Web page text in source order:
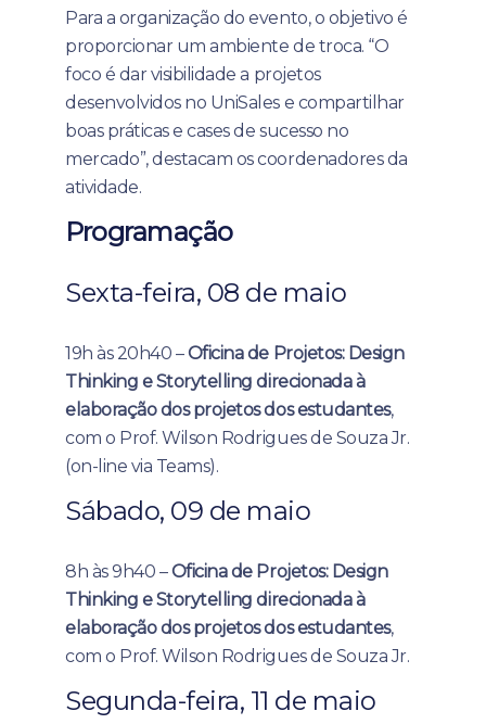
Para a organização do evento, o objetivo é
proporcionar um ambiente de troca. “O
foco é dar visibilidade a projetos
desenvolvidos no UniSales e compartilhar
boas práticas e cases de sucesso no
mercado”, destacam os coordenadores da
atividade.
Programação
Sexta-feira, 08 de maio
19h às 20h40 –Oficina de Projetos: Design
Thinking e Storytelling direcionada à
elaboração dos projetos dos estudantes,
com o Prof. Wilson Rodrigues de Souza Jr.
(on-line via Teams).
Sábado, 09 de maio
8h às 9h40 –Oficina de Projetos: Design
Thinking e Storytelling direcionada à
elaboração dos projetos dos estudantes,
com o Prof. Wilson Rodrigues de Souza Jr.
Segunda-feira, 11 de maio